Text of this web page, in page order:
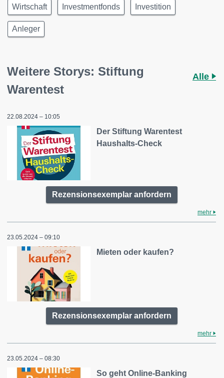
Wirtschaft Investmentfonds Investition
Anleger
Weitere Storys: Stiftung
Warentest
Alle
22.08.2024 – 10:05
Der Stiftung Warentest
Haushalts-Check
Rezensionsexemplar anfordern
mehr
23.05.2024 – 09:10
Mieten oder kaufen?
Rezensionsexemplar anfordern
mehr
23.05.2024 – 08:30
So geht Online-Banking